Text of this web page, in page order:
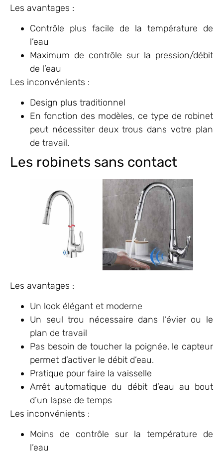
Les avantages :
Contrôle plus facile de la température de
l’eau
Maximum de contrôle sur la pression/débit
de l’eau
Les inconvénients :
Design plus traditionnel
En fonction des modèles, ce type de robinet
peut nécessiter deux trous dans votre plan
de travail.
Les robinets sans contact
Les avantages :
Un look élégant et moderne
Un seul trou nécessaire dans l’évier ou le
plan de travail
Pas besoin de toucher la poignée, le capteur
permet d’activer le débit d’eau.
Pratique pour faire la vaisselle
Arrêt automatique du débit d’eau au bout
d’un lapse de temps
Les inconvénients :
Moins de contrôle sur la température de
l’eau